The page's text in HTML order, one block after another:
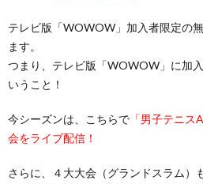
テレビ版「WOWOW」加入者限定の
ます。
つまり、テレビ版「WOWOW」に加
いうこと！
今シーズンは、こちらで 「男子テニ
会をライブ配信！
さらに、４大大会（グランドスラム）